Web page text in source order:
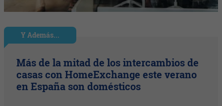
Y Además...
Más de la mitad de los intercambios de
casas con HomeExchange este verano
en España son domésticos